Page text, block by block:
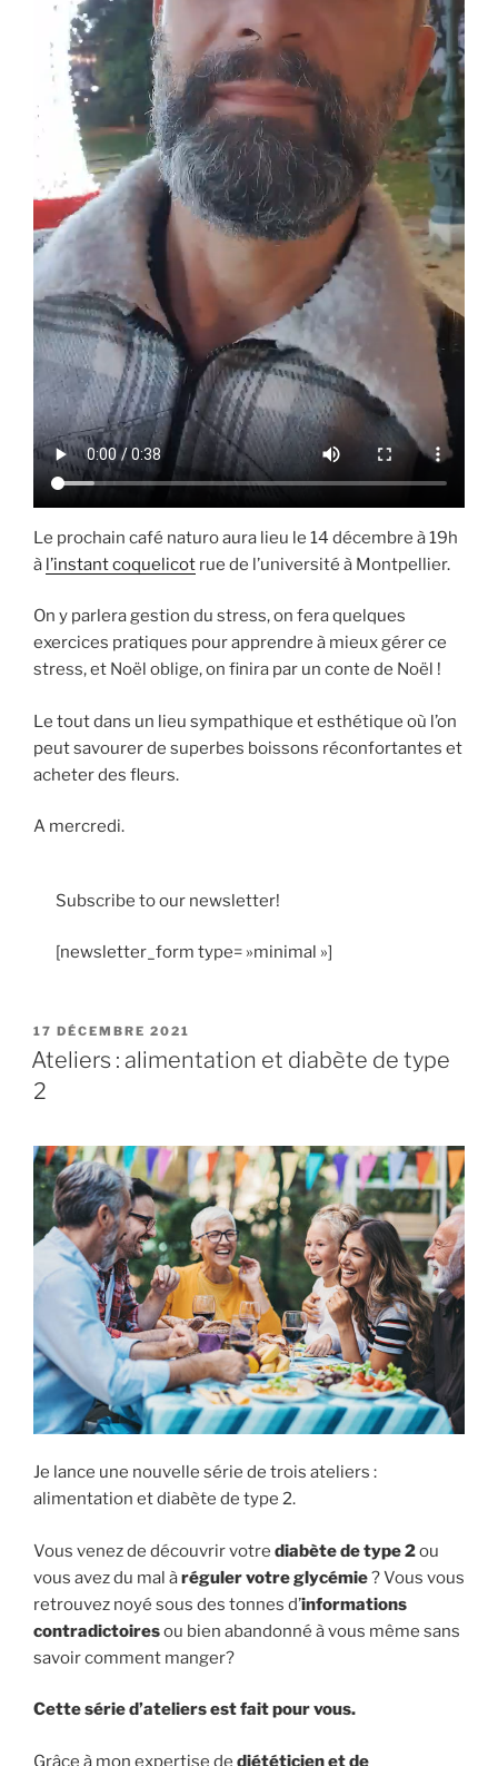
Le prochain café naturo aura lieu le 14 décembre à 19h
à l’instant coquelicot rue de l’université à Montpellier.
On y parlera gestion du stress, on fera quelques
exercices pratiques pour apprendre à mieux gérer ce
stress, et Noël oblige, on finira par un conte de Noël !
Le tout dans un lieu sympathique et esthétique où l’on
peut savourer de superbes boissons réconfortantes et
acheter des fleurs.
A mercredi.
Subscribe to our newsletter!
[newsletter_form type= »minimal »]
PUBLIÉ
LE
17 DÉCEMBRE 2021
Ateliers : alimentation et diabète de type
2
Je lance une nouvelle série de trois ateliers :
alimentation et diabète de type 2.
Vous venez de découvrir votre diabète de type 2ou
vous avez du mal àréguler votre glycémie? Vous vous
retrouvez noyé sous des tonnes d’informations
contradictoiresou bien abandonné à vous même sans
savoir comment manger?
Cette série d’ateliers est fait pour vous.
Grâce à mon expertise de diététicien et de